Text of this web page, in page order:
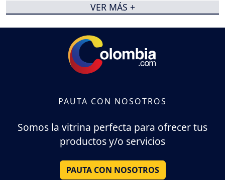
VER MÁS +
PAUTA CON NOSOTROS
Somos la vitrina perfecta para ofrecer tus
productos y/o servicios
PAUTA CON NOSOTROS